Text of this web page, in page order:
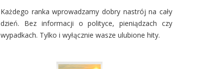
Każdego ranka wprowadzamy dobry nastrój na cały
dzień. Bez informacji o polityce, pieniądzach czy
wypadkach. Tylko i wyłącznie wasze ulubione hity.